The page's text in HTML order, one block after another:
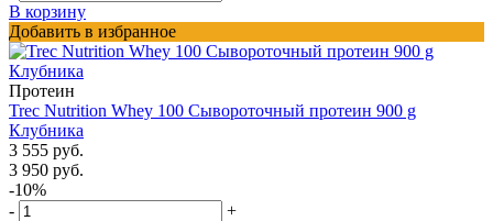
В корзину
Добавить в избранное
Протеин
Trec Nutrition Whey 100 Сывороточный протеин 900 g
Клубника
3 555 руб.
3 950 руб.
-10%
-
+